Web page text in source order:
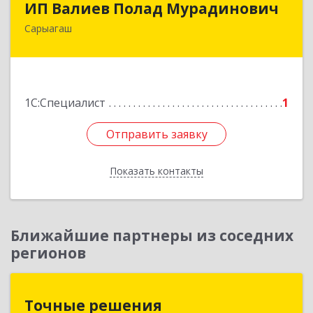
ИП Валиев Полад Мурадинович
Сарыагаш
1С:Специалист 1
Отправить заявку
Показать контакты
160900, Республика Казахстан, Туркестанская
Подробнее
Отправить заявку
Назад
Ближайшие партнеры из соседних
регионов
Точные решения